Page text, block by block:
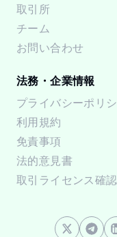
取引所
チーム
お問い合わせ
法務・企業情報
プライバシーポリ
利用規約
免責事項
法的意見書
取引ライセンス確認